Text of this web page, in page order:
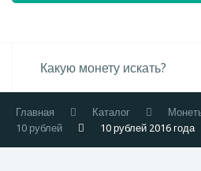
Главная Каталог
10 рублей
10 рублей 2016 года